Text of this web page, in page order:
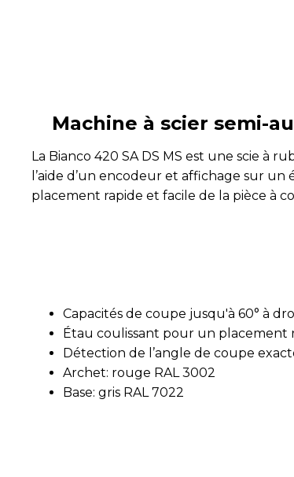
Machine à scier semi-
La Bianco 420 SA DS MS est une scie à
l’aide d’un encodeur et affichage sur
placement rapide et facile de la pièce à
Capacités de coupe jusqu'à 60° à
Étau coulissant pour un placement
Détection de l’angle de coupe
Archet: rouge RAL 3002
Base: gris RAL 7022